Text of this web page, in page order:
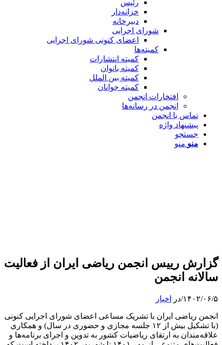
رئیس
خزانه‌دار
دبیرخانه
شورای اجرایی
اعضای کنونی شورای اجرایی
کمیته‌ها
کمیته انتشارات
کمیته بانوان
کمیته بین الملل
کمیته جوانان
افتخارات انجمن
انجمن در رسانه‌ها
تماس با انجمن
پیشنهاد واژه
جستجو
منو منو
گزارش رییس انجمن ریاضی ایران از فعالیت
سالانه انجمن
۱۴۰۲/۰۶/۵/در اخبار
انجمن ریاضی ایران با تشریک مساعی اعضای شورای اجرایی کنونی
(با تشکیل بیش از ۱۲ جلسه مجازی و حضوری در سال) و همکاری
علاقه‌مندان به ارتقای ریاضیات کشور به تدوین و اجرای برنامه‌ها و